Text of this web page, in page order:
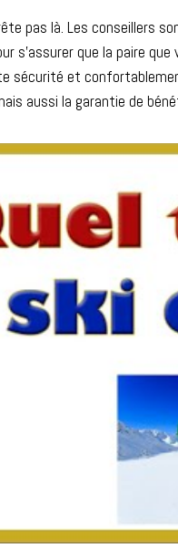
pas là. Les conseillers
s’assurer que la paire
sécurité et
aussi la garantie de